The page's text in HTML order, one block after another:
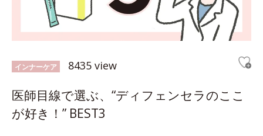
インナーケア 8435 view
医師目線で選ぶ、“ディフェンセラのここ
が好き！” BEST3